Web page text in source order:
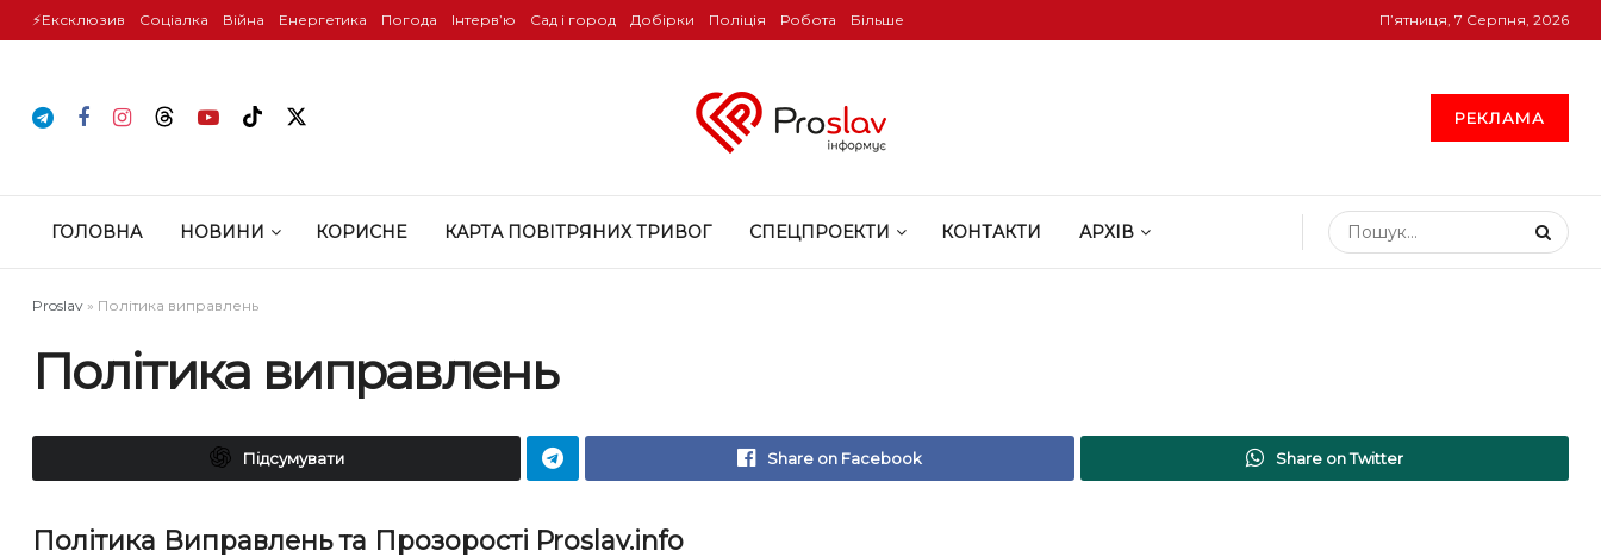
⚡️Ексклюзив Соціалка Війна Енергетика Погода Інтервʼю Сад і город Добірки Поліція Робота Більше П’ятниця, 7 Серпня, 2026
РЕКЛАМА
ГОЛОВНА НОВИНИ КОРИСНЕ КАРТА ПОВІТРЯНИХ ТРИВОГ СПЕЦПРОЕКТИ КОНТАКТИ АРХІВ
Proslav » Політика виправлень
Політика виправлень
Підсумувати Share on Facebook Share on Twitter
Політика Виправлень та Прозорості Proslav.info